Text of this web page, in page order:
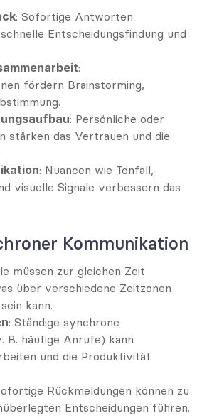
: Sofortige Antworten
Entscheidungsfindung und
:
fördern Brainstorming,
: Persönliche oder
stärken das Vertrauen und die
: Nuancen wie Tonfall,
visuelle Signale verbessern das
Kommunikation
müssen zur gleichen Zeit
über verschiedene Zeitzonen
kann.
: Ständige synchrone
B. häufige Anrufe) kann
und die Produktivität
Rückmeldungen können zu
Entscheidungen führen.